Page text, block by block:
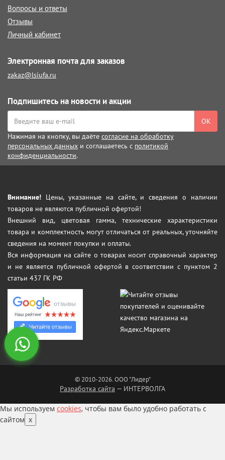
Вопросы и ответы
Отзывы
Личный кабинет
Электронная почта для заказов
zakaz@lsiufa.ru
Подпишитесь на новости и акции
ОК
Нажимая на кнопку, вы даёте согласие на обработку
персональных данных и соглашаетесь с политикой
конфиденциальности.
Внимание! Цены, указанные на сайте, и сведения о наличии
товаров не являются публичной офертой!
Внешний вид, цветовая гамма, технические характеристики
товара и комплектность могут отличаться от реальных, уточняйте
сведения на момент покупки и оплаты.
Вся информация на сайте о товарах носит справочный характер
и не является публичной офертой в соответствии с пунктом 2
статьи 437 ГК РФ
© 2010-2026. ООО "Лидер"
Разработка сайта — ИНТЕРВОЛГА
Мы используем cookies, чтобы вам было удобно работать с
сайтом x